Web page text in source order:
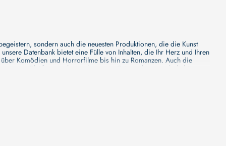
sondern auch die neuesten Produktionen, die die Kunst
Datenbank bietet eine Fülle von Inhalten, die Ihr Herz und Ihren
Komödien und Horrorfilme bis hin zu Romanzen. Auch die
unsere Plattform mehr ist als nur ein Ort, an dem man beliebte
den Mainstream-Medien oft nicht gewürdigt werden. Aus diesem